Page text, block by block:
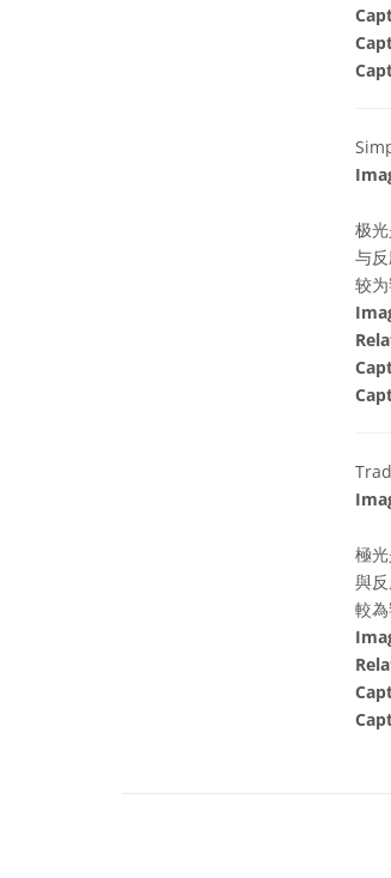
极
与
较
極
與
較